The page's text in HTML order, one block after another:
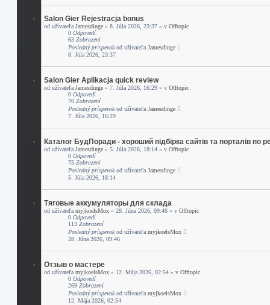
Salon Gier Rejestracja bonus
od užívateľa Jamesdinge » 8. Júla 2026, 23:37 » v Offtopic
0 Odpovedí
63 Zobrazení
Posledný príspevokod užívateľa Jamesdinge
8. Júla 2026, 23:37
Salon Gier Aplikacja quick review
od užívateľa Jamesdinge » 7. Júla 2026, 16:29 » v Offtopic
0 Odpovedí
70 Zobrazení
Posledný príspevokod užívateľa Jamesdinge
7. Júla 2026, 16:29
Каталог БудПоради - хороший підбірка сайтів та порталів по
od užívateľa Jamesdinge » 5. Júla 2026, 18:14 » v Offtopic
0 Odpovedí
75 Zobrazení
Posledný príspevokod užívateľa Jamesdinge
5. Júla 2026, 18:14
Тяговые аккумуляторы для склада
od užívateľa myjkoelsMox » 28. Júna 2026, 09:46 » v Offtopic
0 Odpovedí
113 Zobrazení
Posledný príspevokod užívateľa myjkoelsMox
28. Júna 2026, 09:46
Отзыв о мастере
od užívateľa myjkoelsMox » 12. Mája 2026, 02:54 » v Offtopic
0 Odpovedí
269 Zobrazení
Posledný príspevokod užívateľa myjkoelsMox
12. Mája 2026, 02:54